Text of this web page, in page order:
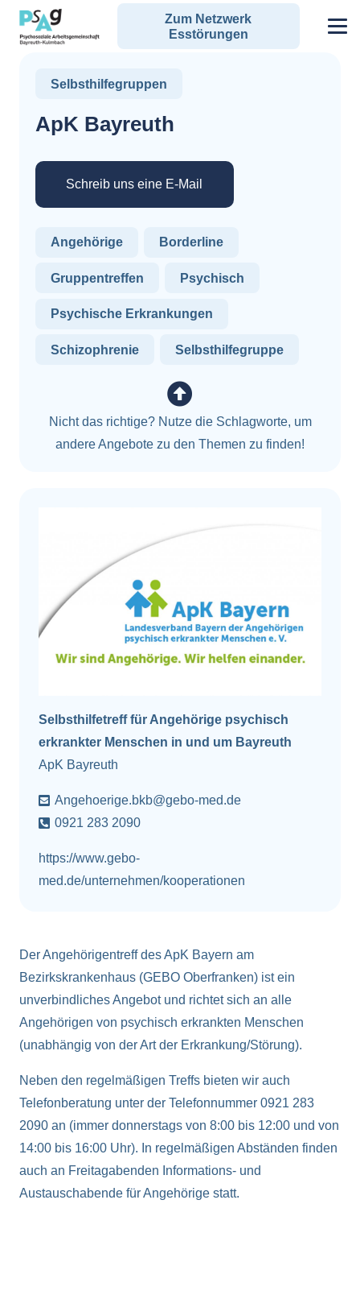
Zum Netzwerk
Esstörungen
Selbsthilfegruppen
ApK Bayreuth
Schreib uns eine E-Mail
Angehörige Borderline
Gruppentreffen Psychisch
Psychische Erkrankungen
Schizophrenie Selbsthilfegruppe
Nicht das richtige? Nutze die Schlagworte, um
andere Angebote zu den Themen zu finden!
Selbsthilfetreff für Angehörige psychisch
erkrankter Menschen in und um Bayreuth
ApK Bayreuth
Angehoerige.bkb@gebo-med.de
0921 283 2090
https://www.gebo-
med.de/unternehmen/kooperationen
Der Angehörigentreff des ApK Bayern am
Bezirkskrankenhaus (GEBO Oberfranken) ist ein
unverbindliches Angebot und richtet sich an alle
Angehörigen von psychisch erkrankten Menschen
(unabhängig von der Art der Erkrankung/Störung).
Neben den regelmäßigen Treffs bieten wir auch
Telefonberatung unter der Telefonnummer 0921 283
2090 an (immer donnerstags von 8:00 bis 12:00 und von
14:00 bis 16:00 Uhr). In regelmäßigen Abständen finden
auch an Freitagabenden Informations- und
Austauschabende für Angehörige statt.